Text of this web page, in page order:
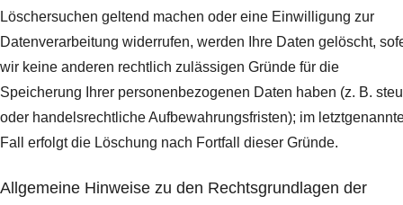
Löschersuchen geltend machen oder eine Einwilligung zur
Datenverarbeitung widerrufen, werden Ihre Daten gelöscht,
wir keine anderen rechtlich zulässigen Gründe für die
Speicherung Ihrer personenbezogenen Daten haben (z. B.
oder handelsrechtliche Aufbewahrungsfristen); im
Fall erfolgt die Löschung nach Fortfall dieser Gründe.
Allgemeine Hinweise zu den Rechtsgrundlagen der